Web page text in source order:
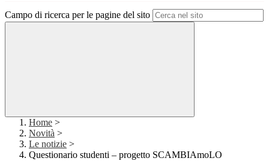
Campo di ricerca per le pagine del sito
Home >
Novità >
Le notizie >
Questionario studenti – progetto SCAMBIAmoLO